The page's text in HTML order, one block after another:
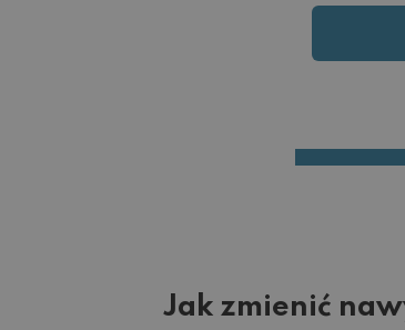
Jak zmienić